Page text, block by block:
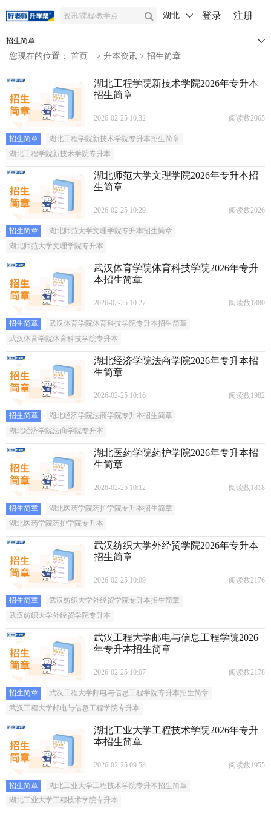
湖北 登录 注册
招生简章
您现在的位置： 首页 > 升本资讯 > 招生简章
湖北工程学院新技术学院2026年专升本
招生简章
2026-02-25 10:32 阅读数2065
招生简章
湖北工程学院新技术学院专升本招生简章
湖北工程学院新技术学院专升本
湖北师范大学文理学院2026年专升本招
生简章
2026-02-25 10:29 阅读数2026
招生简章
湖北师范大学文理学院专升本招生简章
湖北师范大学文理学院专升本
武汉体育学院体育科技学院2026年专升
本招生简章
2026-02-25 10:27 阅读数1880
招生简章
武汉体育学院体育科技学院专升本招生简章
武汉体育学院体育科技学院专升本
湖北经济学院法商学院2026年专升本招
生简章
2026-02-25 10:16 阅读数1982
招生简章
湖北经济学院法商学院专升本招生简章
湖北经济学院法商学院专升本
湖北医药学院药护学院2026年专升本招
生简章
2026-02-25 10:12 阅读数1818
招生简章
湖北医药学院药护学院专升本招生简章
湖北医药学院药护学院专升本
武汉纺织大学外经贸学院2026年专升本
招生简章
2026-02-25 10:09 阅读数2176
招生简章
武汉纺织大学外经贸学院专升本招生简章
武汉纺织大学外经贸学院专升本
武汉工程大学邮电与信息工程学院2026
年专升本招生简章
2026-02-25 10:07 阅读数2178
招生简章
武汉工程大学邮电与信息工程学院专升本招生简章
武汉工程大学邮电与信息工程学院专升本
湖北工业大学工程技术学院2026年专升
本招生简章
2026-02-25 09:58 阅读数1955
招生简章
湖北工业大学工程技术学院专升本招生简章
湖北工业大学工程技术学院专升本